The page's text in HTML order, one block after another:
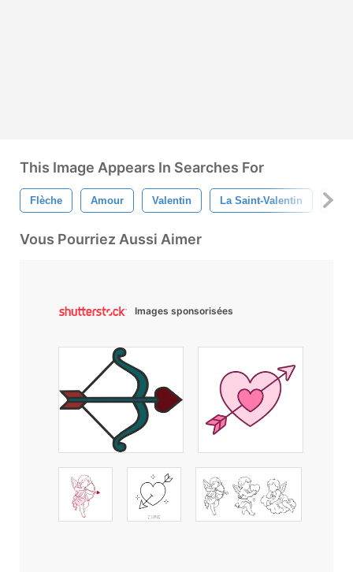
This Image Appears In Searches For
Flèche Amour Valentin La Saint-Valentin
Vous Pourriez Aussi Aimer
Images sponsorisées